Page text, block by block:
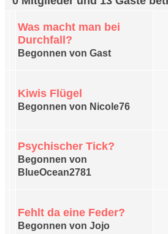
Was macht man bei
Durchfall?
Begonnen von Gast
Kiwis Flügel
Begonnen von Nicole76
Psychischer Tick?
Begonnen von
BlueOcean2781
Fehlt da eine Feder?
Begonnen von Jojo